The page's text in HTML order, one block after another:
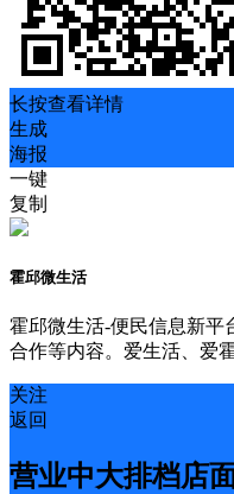
长按查看详情
生成
海报
一键
复制
霍邱微生活
霍邱微生活-便民信息新平
合作等内容。爱生活、爱
关注
返回
营业中大排档店